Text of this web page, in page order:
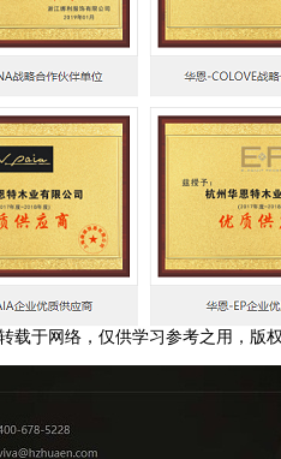
载于网络，仅供学习参考之用，版